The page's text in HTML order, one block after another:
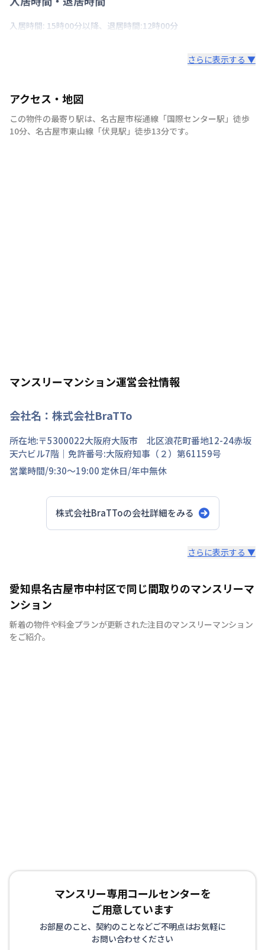
入居時間: 15時00分以降、退居時間:12時00分
さらに表示する ▼
アクセス・地図
この物件の最寄り駅は、 名古屋市桜通線 「国際センター駅 」 徒歩
10分、 名古屋市東山線 「伏見駅 」 徒歩13分です。
マンスリーマンション運営会社情報
会社名： 株式会社BraTTo
所在地:〒5300022大阪府大阪市 北区浪花町番地12-24赤坂
天六ビル7階 ｜免許番号:大阪府知事（２）第61159号
営業時間/9:30～19:00 定休日/年中無休
株式会社BraTToの会社詳細をみる
全国の主要都市を中心に、即日から利用可能なウィークリ
ーマンションやマンスリーマンションを紹介しておりま
す。大学受験、単身赴任など様々な用途でお使い いただ
ける『BraTTo×weekly＆monthly』をぜひご利用くださ
い。 敷金・礼金はかかりません。電気・ガス・水道の手
さらに表示する ▼
愛知県名古屋市中村区で同じ間取りのマンスリーマ
ンション
新着の物件や料金プランが更新された注目のマンスリーマンション
をご紹介。
マンスリー専用コールセンターを
ご用意しています
お部屋のこと、契約のことなどご不明点はお気軽に
お問い合わせください